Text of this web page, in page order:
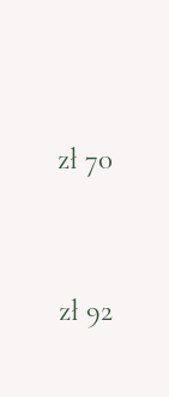
zł 70
zł 92